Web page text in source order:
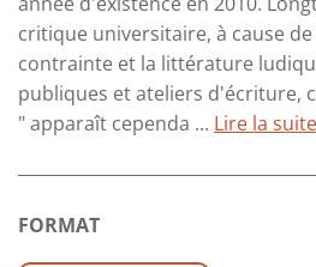
critique universitaire, à cause
contrainte et la littérature
publiques et ateliers d'écriture,
" apparaît cependa ... Lire la suite
FORMAT